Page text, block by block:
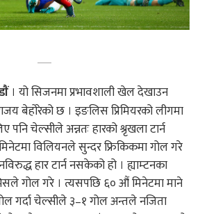
। यो सिजनमा प्रभावशाली खेल देखाउन
बेहोरेको छ । इङलिस प्रिमियरको लीगमा
पनि चेल्सीले अन्नतः हारको श्रृखला टार्न
विलियनले सुन्दर फ्रिकिकमा गोल गरे
हार टार्न नसकेको हो । ह्याम्टनका
गोल गरे । त्यसपछि ६० औं मिनेटमा माने
गर्दा चेल्सीले ३–१ गोल अन्तले नजिता